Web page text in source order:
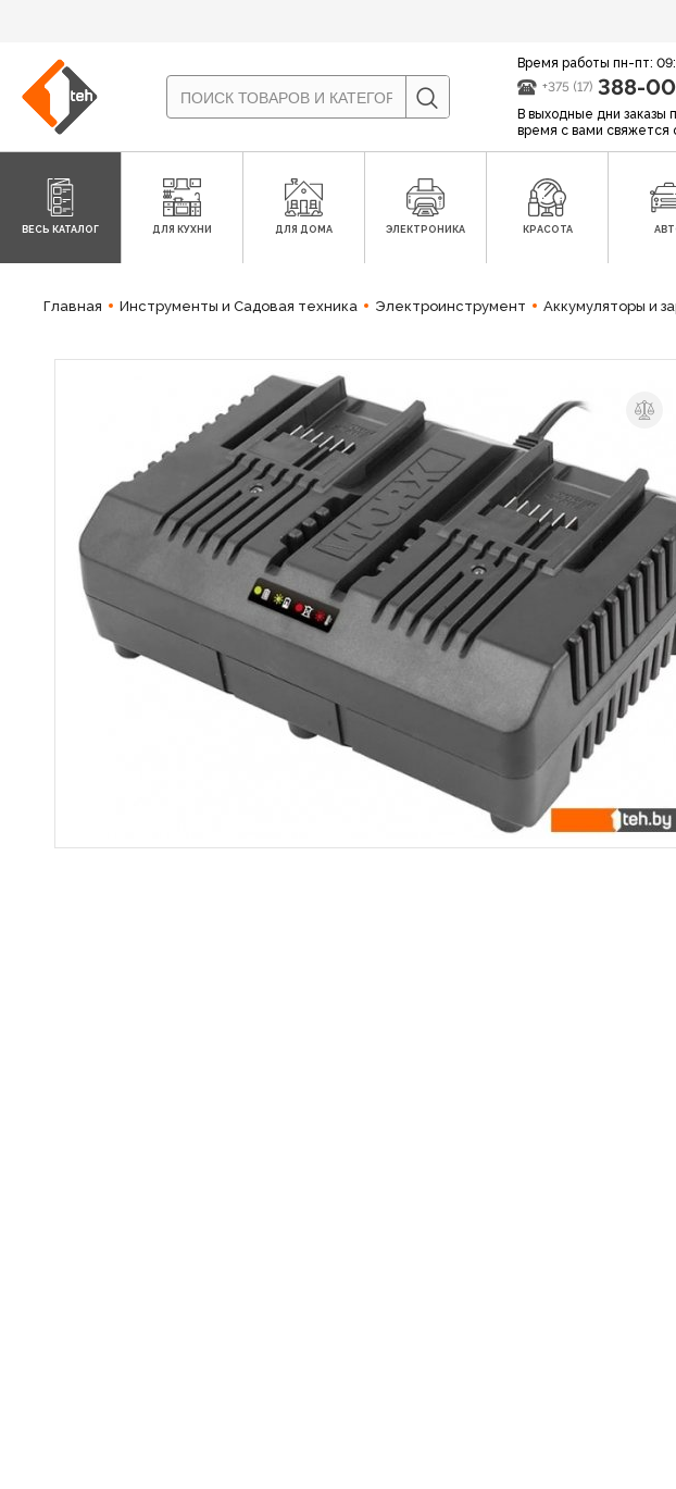
Время работы пн-пт:
+375 (17) 388-
В выходные дни заказы
время с вами свяжется
ВЕСЬ КАТАЛОГ ДЛЯ КУХНИ ДЛЯ ДОМА ЭЛЕКТРОНИКА КРАСОТА
Главная Инструменты и Садовая техника Электроинструмент Аккумуляторы и